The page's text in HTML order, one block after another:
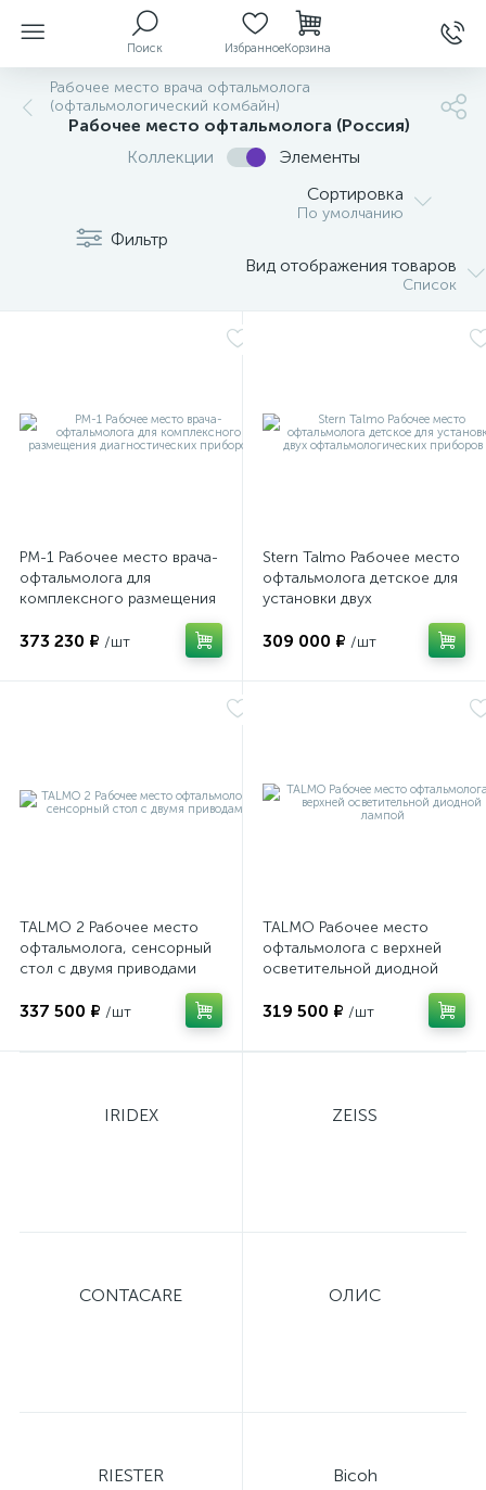
Поиск ИзбранноеКорзина
Рабочее место врача офтальмолога
(офтальмологический комбайн)
Рабочее место офтальмолога (Россия)
Коллекции
Элементы
Фильтр
Сортировка
По умолчанию
Вид отображения товаров
Список
РМ-1 Рабочее место врача-
офтальмолога для
комплексного размещения
диагностических приборов
373 230 ₽ /шт
Stern Talmo Рабочее место
офтальмолога детское для
установки двух
приборов
309 000 ₽ /шт
TALMO 2 Рабочее место
офтальмолога, сенсорный
стол с двумя приводами
337 500 ₽ /шт
TALMO Рабочее место
офтальмолога с верхней
осветительной диодной
319 500 ₽ /шт
IRIDEX ZEISS
CONTACARE ОЛИС
RIESTER Bicoh